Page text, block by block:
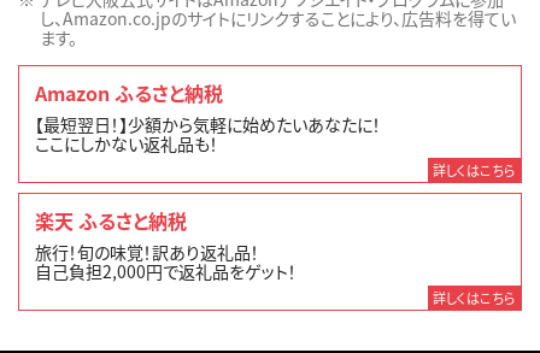
し、Amazon.co.jpのサイトにリンクすることにより、広告料を得てい
ます。
Amazon ふるさと納税
【最短翌日！】少額から気軽に始めたいあなたに！
ここにしかない返礼品も！
詳しくはこちら
楽天 ふるさと納税
旅行！旬の味覚！訳あり返礼品！
自己負担2,000円で返礼品をゲット！
詳しくはこちら